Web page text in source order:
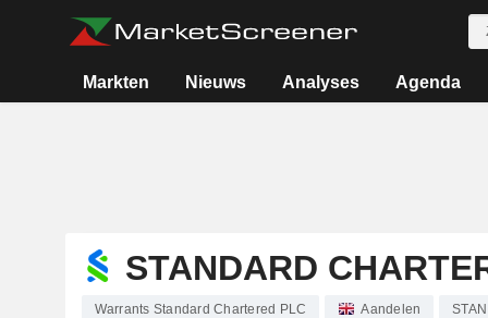
Markten Nieuws Analyses Agenda
STANDARD
Warrants Standard Chartered PLC Aandelen STAN